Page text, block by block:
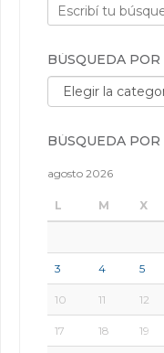
BÚSQUEDA POR
Búsqueda por
BÚSQUEDA POR
agosto 2026
L M X
3 4 5
10 11 12
17 18 19